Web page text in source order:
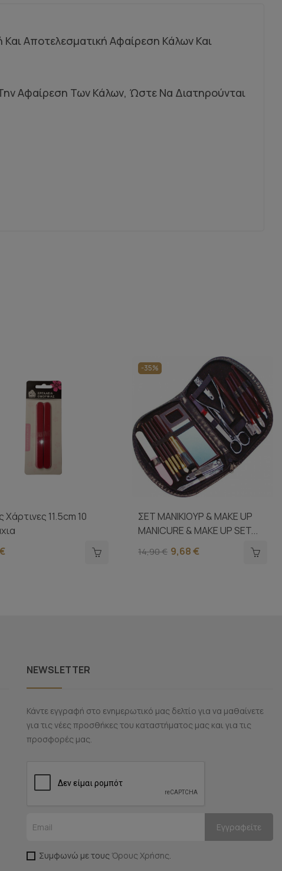
Αποτελεσματική Αφαίρεση Κάλων Και
Την Αφαίρεση Των Κάλων, Ώστε Να Διατηρούνται
Χάρτινες 11.5cm 10
-35%
ΣΕΤ ΜΑΝΙΚΙΟΥΡ & MAKE UP
MANICURE & MAKE UP SET...
14,90 € 9,68 €
NEWSLETTER
Κάντε εγγραφή στο ενημερωτικό μας δελτίο για να μαθαίνετε
για τις νέες προσθήκες του καταστήματος μας και για τις
προσφορές μας.
Συμφωνώ με τους Όρους Χρήσης